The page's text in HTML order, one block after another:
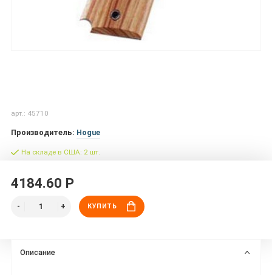
арт.: 45710
Производитель: Hogue
На складе в США: 2 шт.
4184.60 Р
КУПИТЬ
Описание